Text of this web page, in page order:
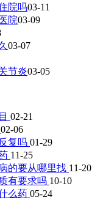
院吗03-11
院03-09
03-07
节炎03-05
02-21
02-06
复吗 01-29
11-25
的要从哪里找 11-20
有要求吗 10-10
么药 05-24